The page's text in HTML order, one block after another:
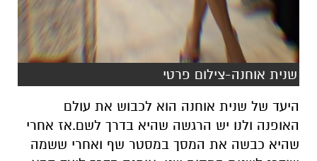
שנית אוחנה-צילום פרטי
היעד של שנית אוחנה הוא לכבוש את עולם
האופנה ולנו יש הרגשה שהיא בדרך לשם.אז אחרי
שהיא כבשה את המסך במסטר שף ואחרי ששמה